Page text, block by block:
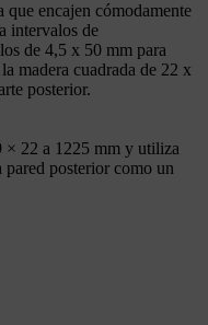
que encajen cómodamente
intervalos de
de 4,5 x 50 mm para
madera cuadrada de 22 x
posterior.
× 22 a 1225 mm y utiliza
posterior como un